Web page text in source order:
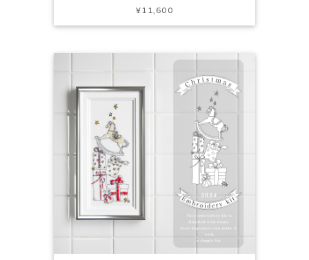
¥11,600